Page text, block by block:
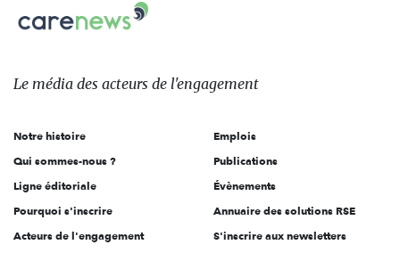
sur:
Carenews,
Le
des
l'engagement
Le média des acteurs de l'engagement
Notre histoire
Qui sommes-nous ?
Ligne éditoriale
Pourquoi s'inscrire
Acteurs de l'engagement
Emplois
Publications
Évènements
Annuaire des solutions RSE
S'inscrire aux newsletters